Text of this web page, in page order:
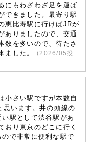
にもわざわざ足を運ば
できました。最寄り駅
恵比寿駅に行けばJRが
ありましたので、交通
数を多いので、待たさ
ました。
(2026/05投
小さい駅ですが本数自
います。井の頭線の
駅として渋谷駅があ
おり東京のどこに行く
で非常に便利な駅で